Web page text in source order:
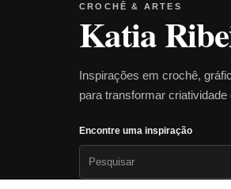
CROCHÊ & ARTES
Katia
Inspirações em crochê,
para transformar
Encontre uma inspiração